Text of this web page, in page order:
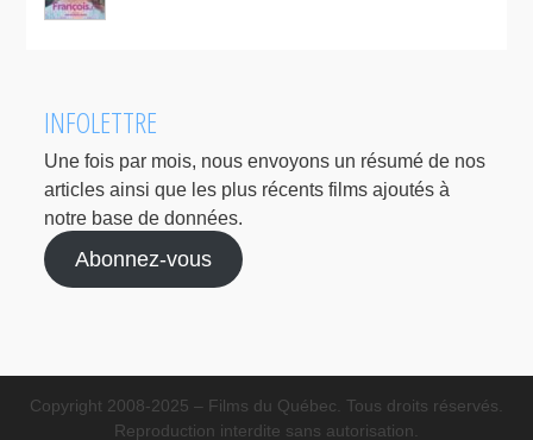
INFOLETTRE
Une fois par mois, nous envoyons un résumé de nos
articles ainsi que les plus récents films ajoutés à
notre base de données.
Abonnez-vous
Copyright 2008-2025 – Films du Québec. Tous droits réservés.
Reproduction interdite sans autorisation.